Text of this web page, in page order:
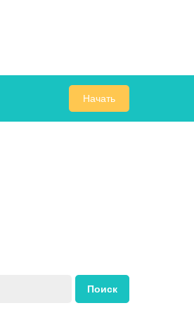
Начать
Поиск